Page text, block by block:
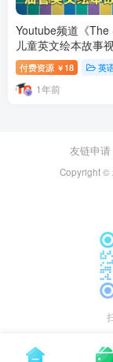
Youtube频道《The
儿童英文绘本故事
194集，1080P高清
文字幕，百度网盘
付费资源 ￥ 18 英
1年前
友链申请
Copyright ©